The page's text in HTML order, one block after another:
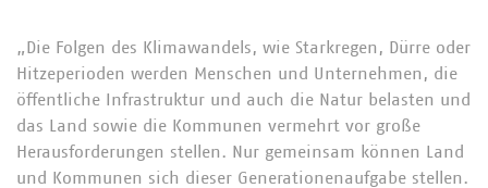
„Die Folgen des Klimawandels, wie Starkregen, Dürre oder
Hitzeperioden werden Menschen und Unternehmen, die
öffentliche Infrastruktur und auch die Natur belasten und
das Land sowie die Kommunen vermehrt vor große
Herausforderungen stellen. Nur gemeinsam können Land
und Kommunen sich dieser Generationenaufgabe stellen.